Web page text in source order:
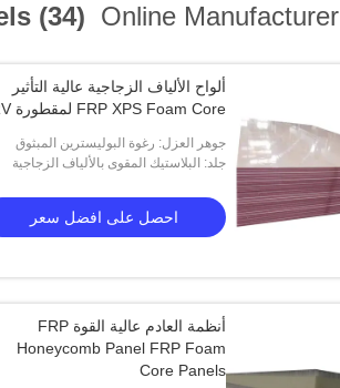
(34) Online Manufacturer
ألواح الألياف الزجاجية عالية التأثير
FRP XPS Foam Core لمقطورة RV
جوهر العزل: رغوة البوليسترين المبثوق
جلد: البلاستيك المقوى بالألياف الزجاجية
احصل على افضل سعر
أنظمة العادم عالية القوة FRP
Honeycomb Panel FRP Foam
Core Panels